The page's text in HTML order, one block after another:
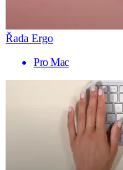
Řada Ergo
Pro Mac